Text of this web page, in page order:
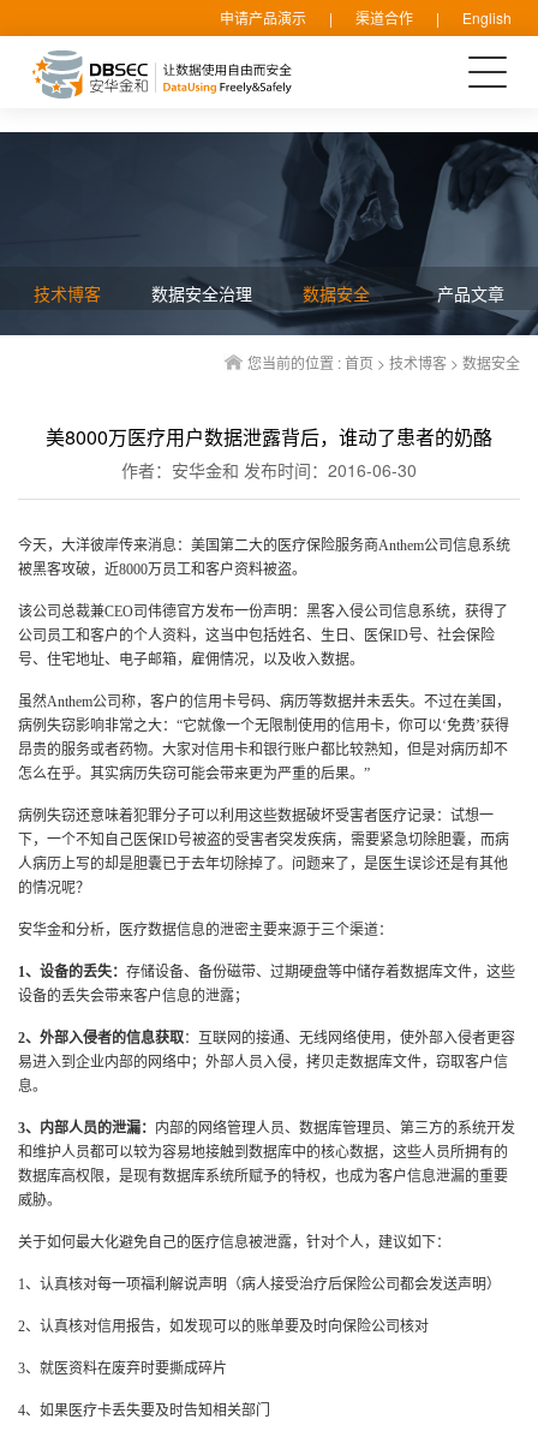
申请产品演示 | 渠道合作 | English
您当前的位置 :首页 > 技术博客 > 数据安全
技术博客 数据安全治理 数据安全 产品文章
美8000万医疗用户数据泄露背后，谁动了患者的奶酪
作者：安华金和 发布时间：2016-06-30
今天，大洋彼岸传来消息：美国第二大的医疗保险服务商Anthem公司信息系统
被黑客攻破，近8000万员工和客户资料被盗。
该公司总裁兼CEO司伟德官方发布一份声明：黑客入侵公司信息系统，获得了
公司员工和客户的个人资料，这当中包括姓名、生日、医保ID号、社会保险
号、住宅地址、电子邮箱，雇佣情况，以及收入数据。
虽然Anthem公司称，客户的信用卡号码、病历等数据并未丢失。不过在美国，
病例失窃影响非常之大：“它就像一个无限制使用的信用卡，你可以‘免费’获得
昂贵的服务或者药物。大家对信用卡和银行账户都比较熟知，但是对病历却不
怎么在乎。其实病历失窃可能会带来更为严重的后果。”
病例失窃还意味着犯罪分子可以利用这些数据破坏受害者医疗记录：试想一
下，一个不知自己医保ID号被盗的受害者突发疾病，需要紧急切除胆囊，而病
人病历上写的却是胆囊已于去年切除掉了。问题来了，是医生误诊还是有其他
的情况呢？
安华金和分析，医疗数据信息的泄密主要来源于三个渠道：
1、设备的丢失： 存储设备、备份磁带、过期硬盘等中储存着数据库文件，这些
设备的丢失会带来客户信息的泄露；
2、外部入侵者的信息获取：互联网的接通、无线网络使用，使外部入侵者更容
易进入到企业内部的网络中；外部人员入侵，拷贝走数据库文件，窃取客户信
息。
3、内部人员的泄漏：
内部的网络管理人员、数据库管理员、第三方的系统开发
和维护人员都可以较为容易地接触到数据库中的核心数据，这些人员所拥有的
数据库高权限，是现有数据库系统所赋予的特权，也成为客户信息泄漏的重要
威胁。
关于如何最大化避免自己的医疗信息被泄露，针对个人，建议如下：
1、认真核对每一项福利解说声明（病人接受治疗后保险公司都会发送声明）
2、认真核对信用报告，如发现可以的账单要及时向保险公司核对
3、就医资料在废弃时要撕成碎片
4、如果医疗卡丢失要及时告知相关部门